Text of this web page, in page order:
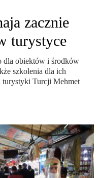
zacznie
turystyce
dla obiektów i środków
szkolenia dla ich
turystyki Turcji Mehmet